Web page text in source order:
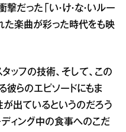
だった「い・け・な・いルー
た楽曲が彩った時代をも映
ッフの技術、そして、この
彼らのエピソードにもま
が出ているというのだろう
ディング中の食事へのこだ